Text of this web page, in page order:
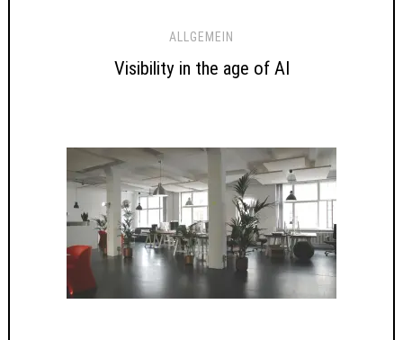
ALLGEMEIN
Visibility in the age of AI